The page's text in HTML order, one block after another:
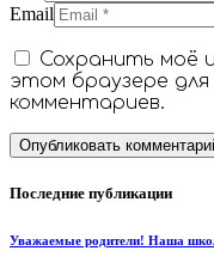
Email
Сохранить моё
этом браузере
комментариев.
Последние публикации
Уважаемые родители! Наша